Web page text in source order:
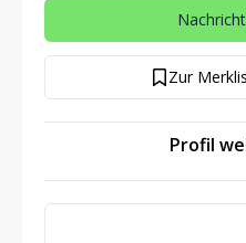
Zur
Profil